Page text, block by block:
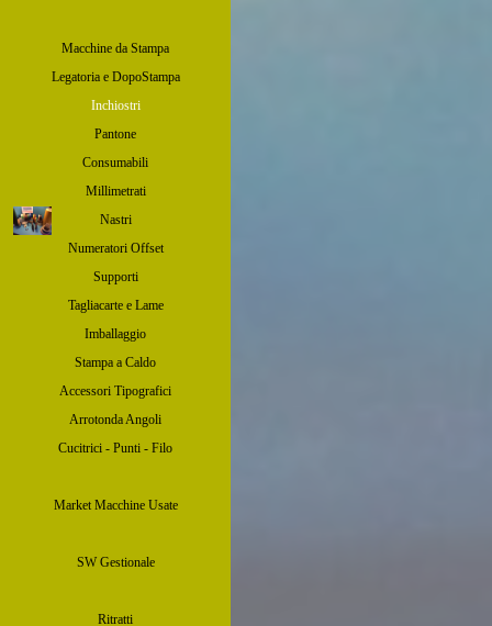
Macchine da Stampa
Legatoria e DopoStampa
Inchiostri
Pantone
Consumabili
Millimetrati
Nastri
Numeratori Offset
Supporti
Tagliacarte e Lame
Imballaggio
Stampa a Caldo
Accessori Tipografici
Arrotonda Angoli
Cucitrici - Punti - Filo
Market Macchine Usate
SW Gestionale
Ritratti